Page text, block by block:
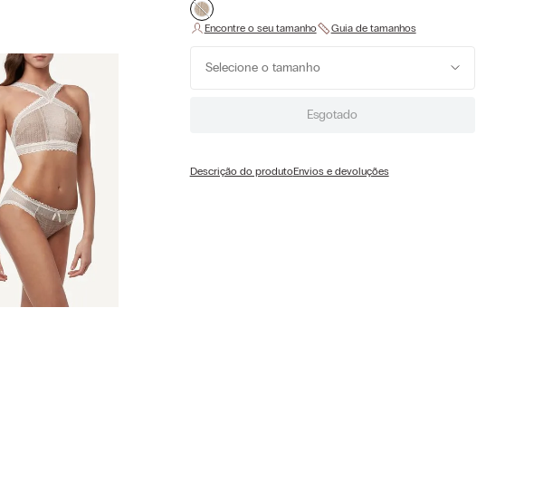
Selecione o tamanho
Esgotado
Descrição do produtoEnvios e devoluções